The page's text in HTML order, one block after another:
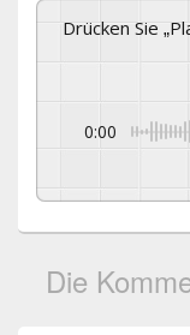
Drücken Sie
0:00
Die